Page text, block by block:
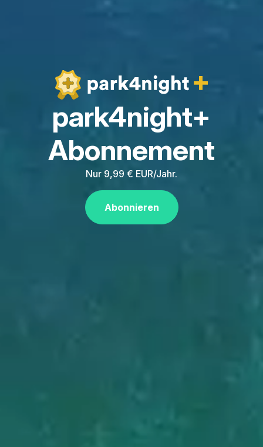
park4night+
Abonnement
Nur 9,99 € EUR/Jahr.
Abonnieren